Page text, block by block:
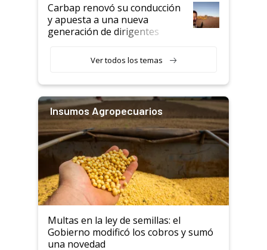
Carbap renovó su conducción
y apuesta a una nueva
generación de dirigentes
Ver todos los temas
Insumos Agropecuarios
Multas en la ley de semillas: el
Gobierno modificó los cobros y sumó
una novedad